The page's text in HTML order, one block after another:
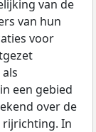
van de
van hun
voor
een gebied
over de
rijrichting. In